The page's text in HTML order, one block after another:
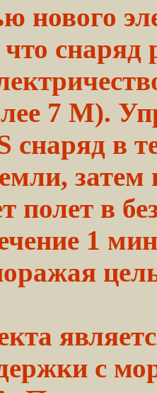
нового
снаряд
7 М).
снаряд в
затем
полет в
1
с